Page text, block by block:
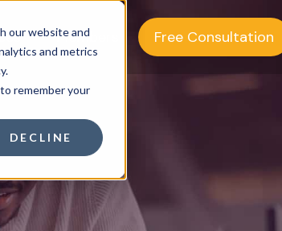
our website and
and metrics
remember your
DECLINE
Members Free Consultation